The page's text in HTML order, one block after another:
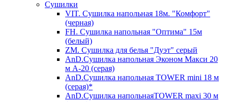
Сушилки
VIT. Сушилка напольная 18м. "Комфорт"
(черная)
FH. Сушилка напольная "Оптима" 15м
(белый)
ZM. Сушилка для белья "Дуэт" серый
AnD.Сушилка напольная Эконом Макси 20
м А-20 (серая)
AnD.Сушилка напольная TOWER mini 18 м
(серая)*
AnD.Сушилка напольнаяTOWER maxi 30 м